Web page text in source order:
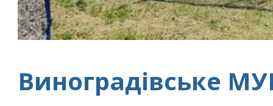
Виноградівське